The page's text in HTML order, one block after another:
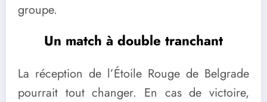
groupe.
Un match à double tranchant
La réception de l’Étoile Rouge de Belgrade
pourrait tout changer. En cas de victoire,